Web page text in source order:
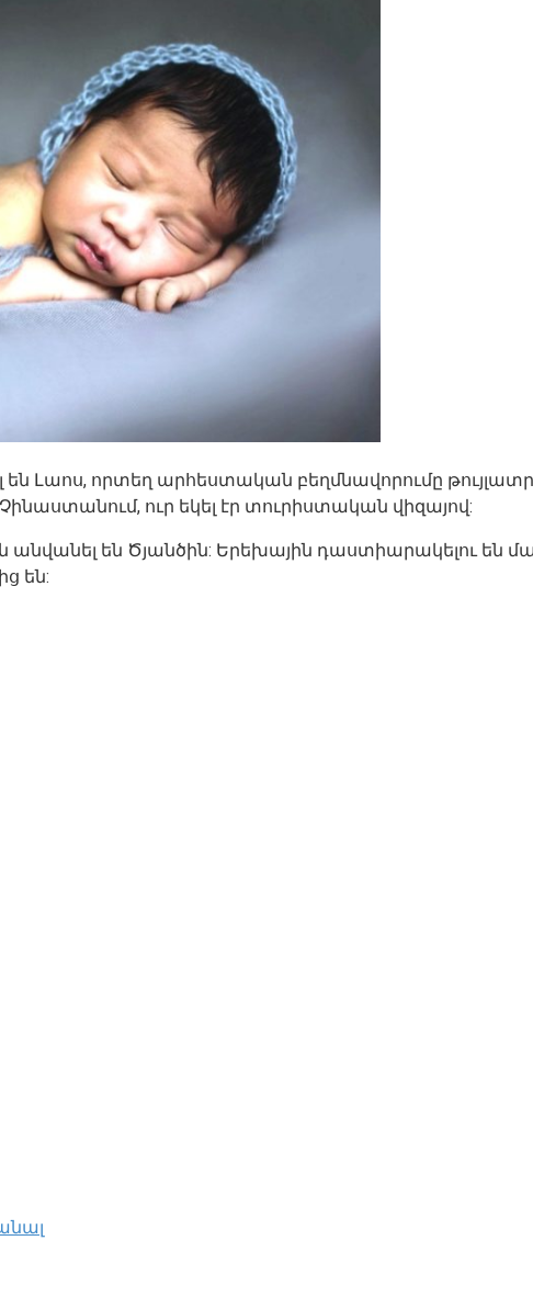
Լաոս, որտեղ արհեստական բեղմնավորումը
ուր եկել էր տուրիստական վիզայով:
անվանել են Ծյանծին: Երեխային դաստիարակելու են
են: